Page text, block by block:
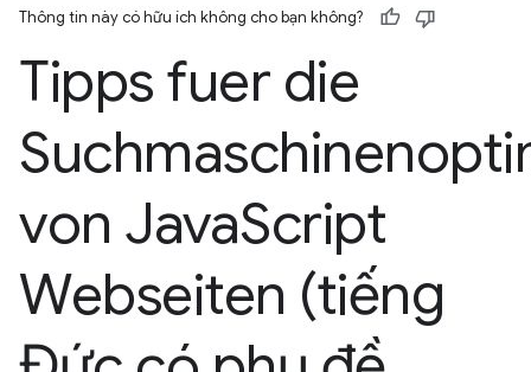
Thông tin này có hữu ích không cho bạn không?
Tipps fuer die
von JavaScript
Webseiten (tiếng